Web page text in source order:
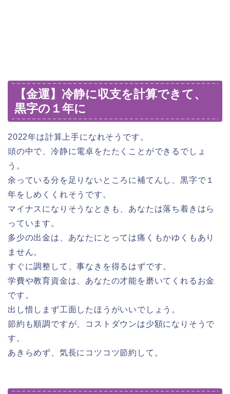
【金運】冷静に収支を計算できて、
黒字の１年に
2022年は計算上手になれそうです。
頭の中で、冷静に電卓をたたくことができるでしょ
う。
余っている分を足りないところに補てんし、黒字で１
年をしめくくれそうです。
マイナスになりそうなときも、あなたは落ち着きはら
っています。
多少の出金は、あなたにとっては痛くもかゆくもあり
ません。
すぐに調整して、事なきを得るはずです。
学費や教育資金は、あなたの才能を磨いてくれるお金
です。
出し惜しまず工面したほうがいいでしょう。
節約も順調ですが、コストダウンは少額になりそうで
す。
あきらめず、気長にコツコツ節約して。